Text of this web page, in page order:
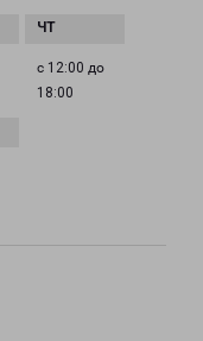
с 12:00 до
18:00